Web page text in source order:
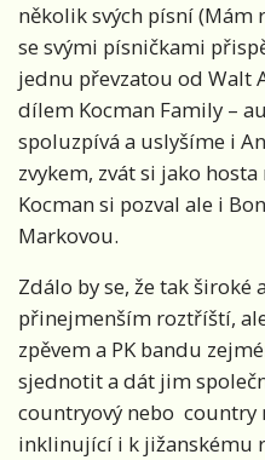
několik svých písní (Mám
se svými písničkami
jednu převzatou od Walt
dílem Kocman Family –
spoluzpívá a uslyšíme i
zvykem, zvát si jako
Kocman si pozval ale i
Markovou.
Zdálo by se, že tak široké
přinejmenším roztříští,
zpěvem a PK bandu
sjednotit a dát jim
countryový nebo country
inklinující i k jižanskému